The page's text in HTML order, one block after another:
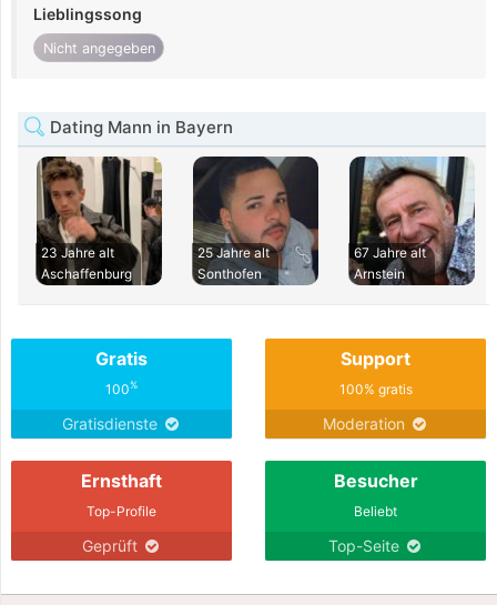
Lieblingssong
Nicht angegeben
Dating Mann in Bayern
23 Jahre alt
Aschaffenburg
25 Jahre alt
Sonthofen
67 Jahre alt
Arnstein
Gratis
100%
Gratisdienste
Support
100% gratis
Moderation
Ernsthaft
Top-Profile
Geprüft
Besucher
Beliebt
Top-Seite